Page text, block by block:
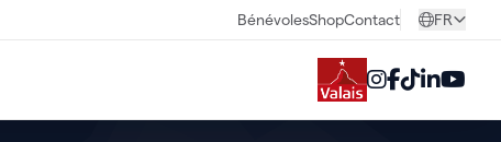
BénévolesShopContact FR